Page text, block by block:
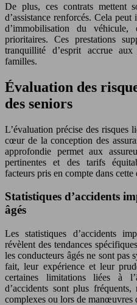
De plus, ces contrats mettent
d’assistance renforcés. Cela
d’immobilisation du véhicule,
prioritaires. Ces prestations
tranquillité d’esprit accrue
familles.
Évaluation des
des seniors
L’évaluation précise des risques
cœur de la conception des
approfondie permet aux
pertinentes et des tarifs
facteurs pris en compte dans cette
Statistiques d’accidents
âgés
Les statistiques d’accidents
révèlent des tendances
les conducteurs âgés ne sont pas
fait, leur expérience et leur
certaines limitations liées à
d’accidents sont plus
complexes ou lors de manœuvres